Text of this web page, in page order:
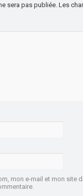
sera pas publiée. Les
mon e-mail et mon site